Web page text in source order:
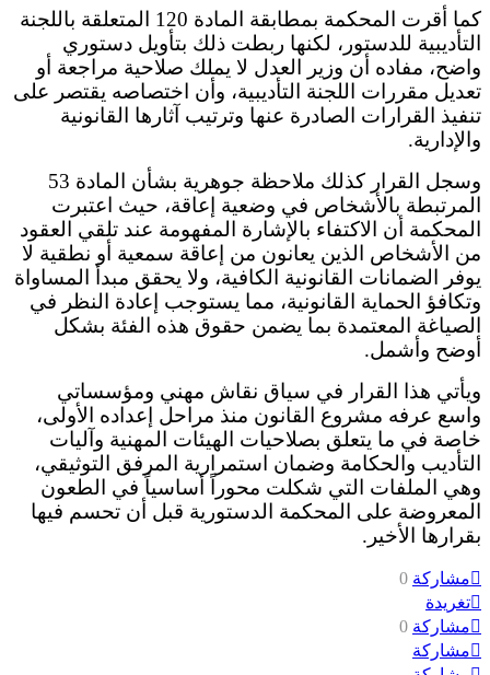
كما أقرت المحكمة بمطابقة المادة 120 المتعلقة باللجنة
التأديبية للدستور، لكنها ربطت ذلك بتأويل دستوري
واضح، مفاده أن وزير العدل لا يملك صلاحية مراجعة أو
تعديل مقررات اللجنة التأديبية، وأن اختصاصه يقتصر على
تنفيذ القرارات الصادرة عنها وترتيب آثارها القانونية
والإدارية.
وسجل القرار كذلك ملاحظة جوهرية بشأن المادة 53
المرتبطة بالأشخاص في وضعية إعاقة، حيث اعتبرت
المحكمة أن الاكتفاء بالإشارة المفهومة عند تلقي العقود
من الأشخاص الذين يعانون من إعاقة سمعية أو نطقية لا
يوفر الضمانات القانونية الكافية، ولا يحقق مبدأ المساواة
وتكافؤ الحماية القانونية، مما يستوجب إعادة النظر في
الصياغة المعتمدة بما يضمن حقوق هذه الفئة بشكل
أوضح وأشمل.
ويأتي هذا القرار في سياق نقاش مهني ومؤسساتي
واسع عرفه مشروع القانون منذ مراحل إعداده الأولى،
خاصة في ما يتعلق بصلاحيات الهيئات المهنية وآليات
التأديب والحكامة وضمان استمرارية المرفق التوثيقي،
وهي الملفات التي شكلت محوراً أساسياً في الطعون
المعروضة على المحكمة الدستورية قبل أن تحسم فيها
بقرارها الأخير.
مشاركة 0
تغريدة
مشاركة 0
مشاركة